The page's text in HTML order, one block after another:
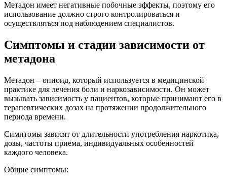
Метадон имеет негативные побочные эффекты, поэтому его
использование должно строго контролироваться и
осуществляться под наблюдением специалистов.
Симптомы и стадии зависимости от
метадона
Метадон – опиоид, который используется в медицинской
практике для лечения боли и наркозависимости. Он может
вызывать зависимость у пациентов, которые принимают его в
терапевтических дозах на протяжении продолжительного
периода времени.
Симптомы зависят от длительности употребления наркотика,
дозы, частоты приема, индивидуальных особенностей
каждого человека.
Общие симптомы: